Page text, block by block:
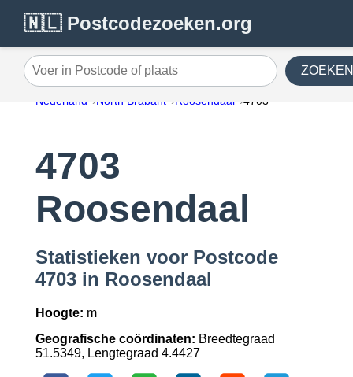
🇳🇱 Postcodezoeken.org
Voer in Postcode of plaats ZOEKEN
Nederland North Brabant Roosendaal 4703
4703
Roosendaal
Statistieken voor Postcode
4703 in Roosendaal
Hoogte: m
Geografische coördinaten: Breedtegraad
51.5349, Lengtegraad 4.4427